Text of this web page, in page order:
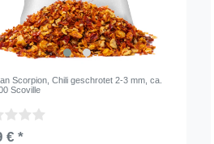
Scorpion, Chili geschrotet 2-3 mm, ca.
Scoville
€ *